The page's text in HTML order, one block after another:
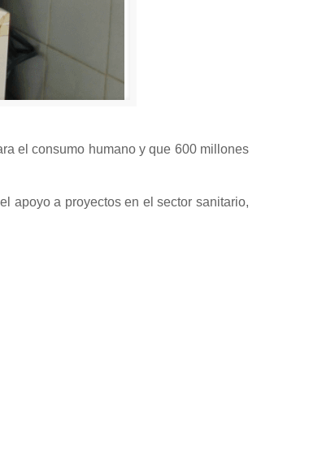
el consumo humano y que 600 millones
apoyo a proyectos en el sector sanitario,